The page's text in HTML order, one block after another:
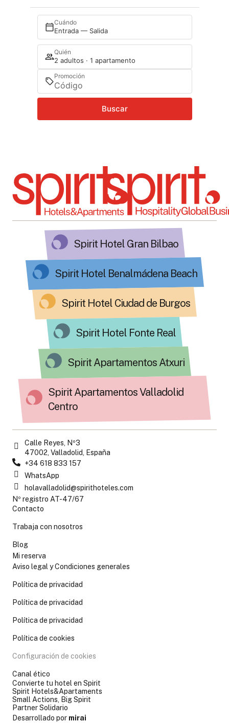
Cuándo
Entrada — Salida
Quién
2 adultos · 1 apartamento
Promoción
Buscar
Spirit Hotel Gran Bilbao
Spirit Hotel Benalmádena Beach
Spirit Hotel Ciudad de Burgos
Spirit Hotel Fonte Real
Spirit Apartamentos Atxuri
Spirit Apartamentos Valladolid
Centro
Calle Reyes, Nº3
47002, Valladolid, España
+34 618 833 157
WhatsApp
holavalladolid@spirithoteles.com
Nº registro AT-47/67
Contacto
Trabaja con nosotros
Blog
Mi reserva
Aviso legal y Condiciones generales
Política de privacidad
Política de privacidad
Política de privacidad
Política de cookies
Configuración de cookies
Canal ético
Convierte tu hotel en Spirit
Spirit Hotels&Apartaments
Small Actions, Big Spirit
Partner Solidario
Desarrollado por mirai